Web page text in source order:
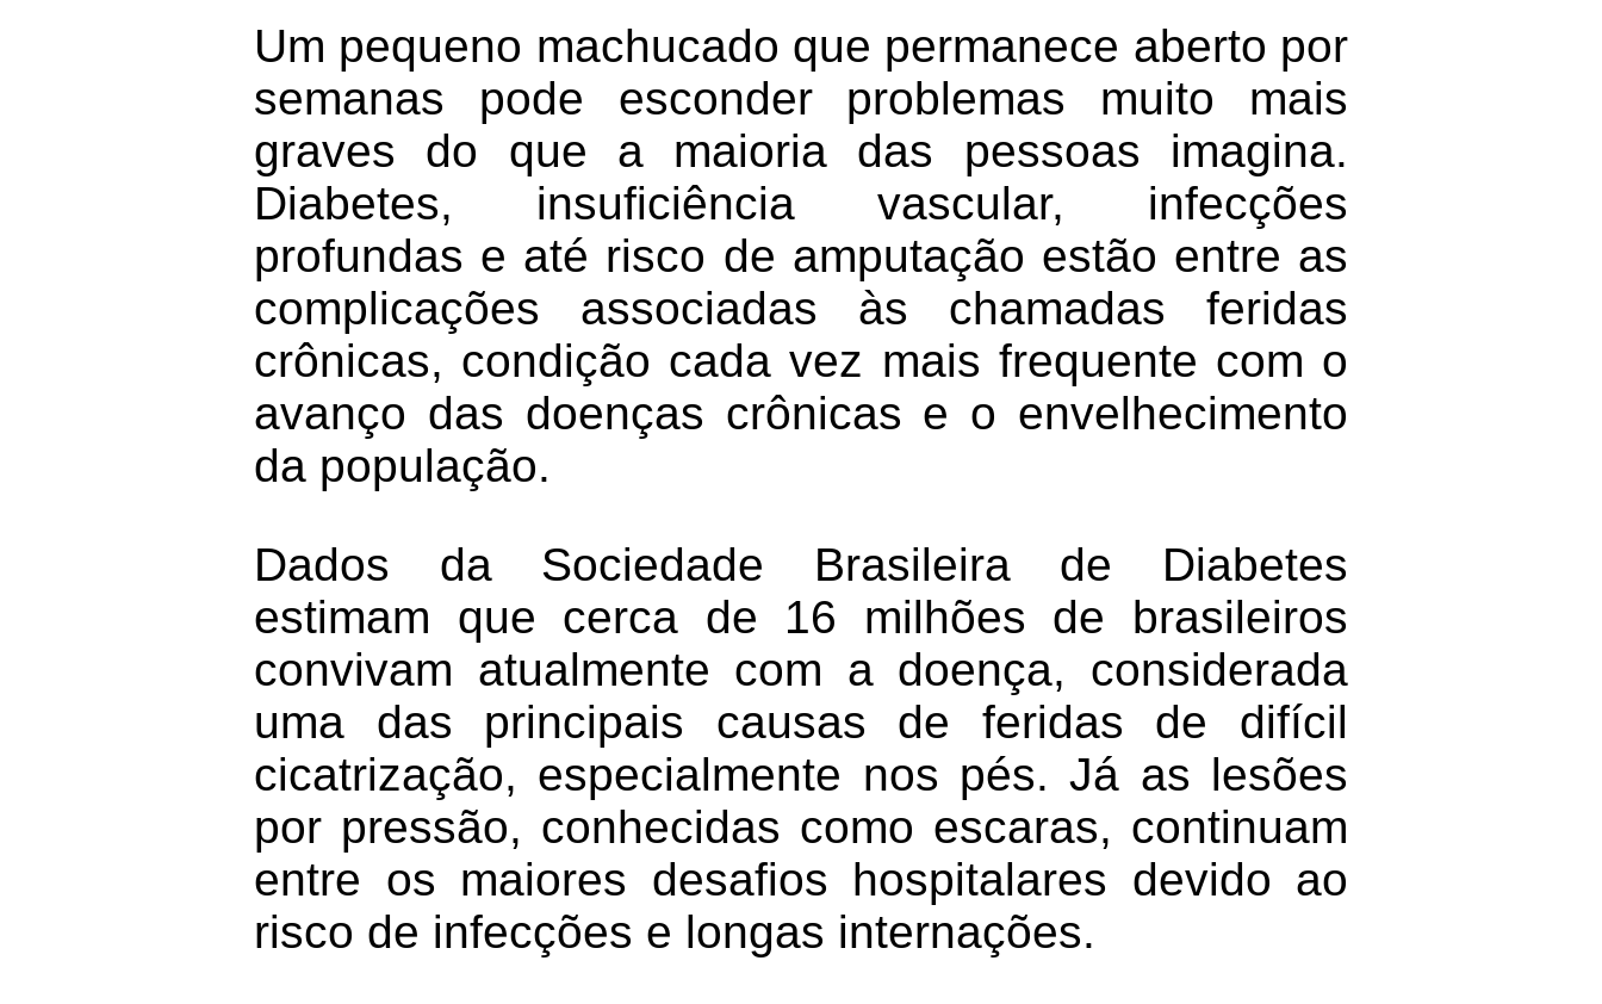
Um pequeno machucado que permanece aberto por
semanas pode esconder problemas muito mais
graves do que a maioria das pessoas imagina.
Diabetes, insuficiência vascular, infecções
profundas e até risco de amputação estão entre as
complicações associadas às chamadas feridas
crônicas, condição cada vez mais frequente com o
avanço das doenças crônicas e o envelhecimento
da população.
Dados da Sociedade Brasileira de Diabetes
estimam que cerca de 16 milhões de brasileiros
convivam atualmente com a doença, considerada
uma das principais causas de feridas de difícil
cicatrização, especialmente nos pés. Já as lesões
por pressão, conhecidas como escaras, continuam
entre os maiores desafios hospitalares devido ao
risco de infecções e longas internações.